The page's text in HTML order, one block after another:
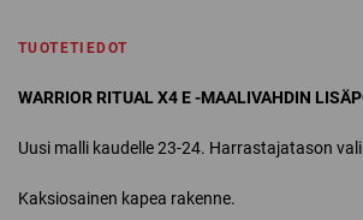
TUOTETIEDOT
WARRIOR RITUAL X4 E -MAALIVAHDIN
Uusi malli kaudelle 23-24. Harrastajatason
Kaksiosainen kapea rakenne.